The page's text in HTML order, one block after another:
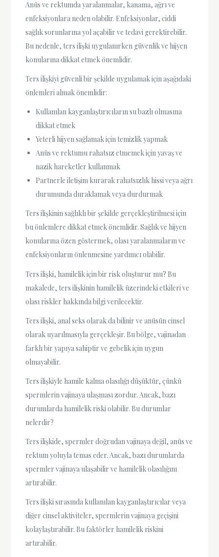
Anüs ve rektumda yaralanmalar, kanama, ağrı ve
enfeksiyonlara neden olabilir. Enfeksiyonlar, ciddi
sağlık sorunlarına yol açabilir ve tedavi gerektirebilir.
Bu nedenle, ters ilişki uygulanırken güvenlik ve hijyen
konularına dikkat etmek önemlidir.
Ters ilişkiyi güvenli bir şekilde uygulamak için aşağıdaki
önlemleri almak önemlidir:
Kullanılan kayganlaştırıcıların su bazlı olmasına
dikkat etmek
Yeterli hijyen sağlamak için temizlik yapmak
Anüs ve rektumu rahatsız etmemek için yavaş ve
nazik hareketler kullanmak
Partnerle iletişim kurarak rahatsızlık hissi veya ağrı
durumunda duraklamak veya durdurmak
Ters ilişkinin sağlıklı bir şekilde gerçekleştirilmesi için
bu önlemlere dikkat etmek önemlidir. Sağlık ve hijyen
konularına özen göstermek, olası yaralanmaların ve
enfeksiyonların önlenmesine yardımcı olabilir.
Ters ilişki, hamilelik için bir risk oluşturur mu? Bu
makalede, ters ilişkinin hamilelik üzerindeki etkileri ve
olası riskler hakkında bilgi verilecektir.
Ters ilişki, anal seks olarak da bilinir ve anüsün cinsel
olarak uyarılmasıyla gerçekleşir. Bu bölge, vajinadan
farklı bir yapıya sahiptir ve gebelik için uygun
olmayabilir.
Ters ilişkiyle hamile kalma olasılığı düşüktür, çünkü
spermlerin vajinaya ulaşması zordur. Ancak, bazı
durumlarda hamilelik riski olabilir. Bu durumlar
nelerdir?
Ters ilişkide, spermler doğrudan vajinaya değil, anüs ve
rektum yoluyla temas eder. Ancak, bazı durumlarda
spermler vajinaya ulaşabilir ve hamilelik olasılığını
artırabilir.
Ters ilişki sırasında kullanılan kayganlaştırıcılar veya
diğer cinsel aktiviteler, spermlerin vajinaya geçişini
kolaylaştırabilir. Bu faktörler hamilelik riskini
artırabilir.